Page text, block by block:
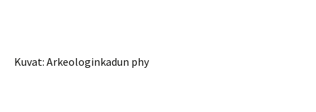
Kuvat: Arkeologinkadun phy